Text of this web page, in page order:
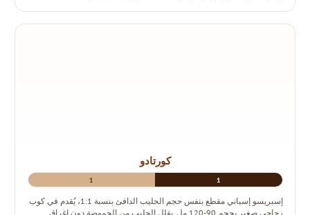
كورتادو
1
1
إسبريسو إسباني مقطع بنفس حجم الحليب الدافئ بنسبة 1:1، يُقدم في كوب
زجاجي صغير بحجم 90-120 مل. يقلل الحليب من الحموضة دون إغراق